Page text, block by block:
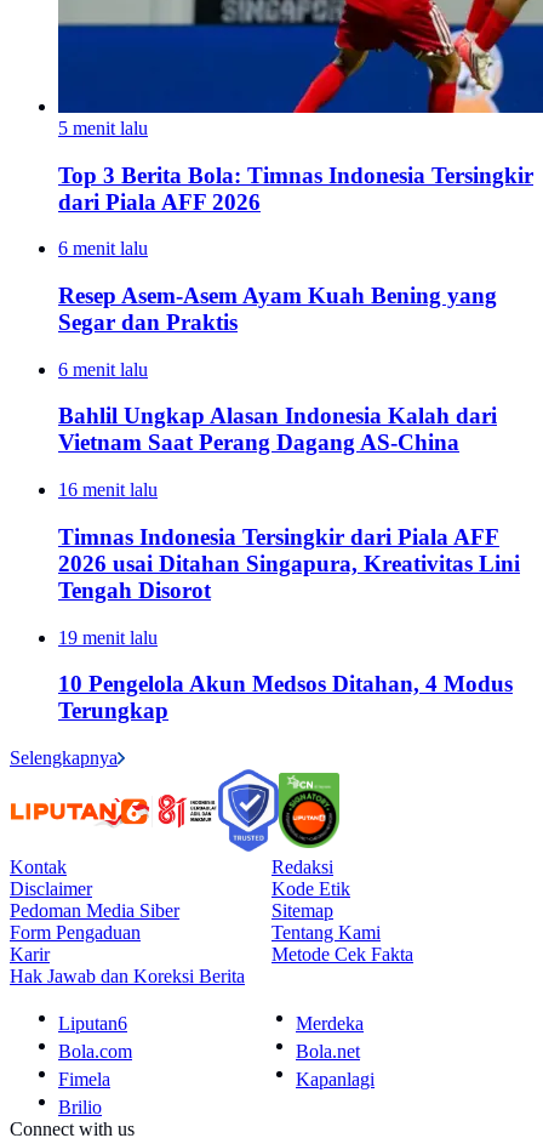
5 menit lalu
Top 3 Berita Bola: Timnas Indonesia Tersingkir
dari Piala AFF 2026
6 menit lalu
Resep Asem-Asem Ayam Kuah Bening yang
Segar dan Praktis
6 menit lalu
Bahlil Ungkap Alasan Indonesia Kalah dari
Vietnam Saat Perang Dagang AS-China
16 menit lalu
Timnas Indonesia Tersingkir dari Piala AFF
2026 usai Ditahan Singapura, Kreativitas Lini
Tengah Disorot
19 menit lalu
10 Pengelola Akun Medsos Ditahan, 4 Modus
Terungkap
Selengkapnya
Kontak
Redaksi
Disclaimer
Kode Etik
Pedoman Media Siber
Sitemap
Form Pengaduan
Tentang Kami
Karir
Metode Cek Fakta
Hak Jawab dan Koreksi Berita
Liputan6
Merdeka
Bola.com
Bola.net
Fimela
Kapanlagi
Brilio
Connect with us